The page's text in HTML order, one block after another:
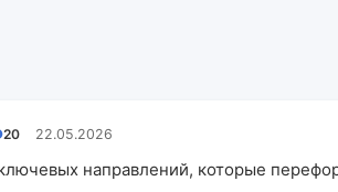
20 22.05.2026
направлений, которые